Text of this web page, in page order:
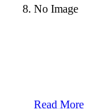
No Image
Read More